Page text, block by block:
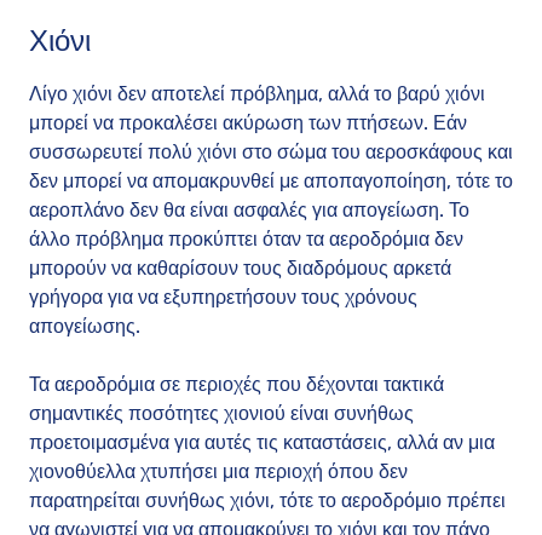
Χιόνι
Λίγο χιόνι δεν αποτελεί πρόβλημα, αλλά το βαρύ χιόνι
μπορεί να προκαλέσει ακύρωση των πτήσεων. Εάν
συσσωρευτεί πολύ χιόνι στο σώμα του αεροσκάφους και
δεν μπορεί να απομακρυνθεί με αποπαγοποίηση, τότε το
αεροπλάνο δεν θα είναι ασφαλές για απογείωση. Το
άλλο πρόβλημα προκύπτει όταν τα αεροδρόμια δεν
μπορούν να καθαρίσουν τους διαδρόμους αρκετά
γρήγορα για να εξυπηρετήσουν τους χρόνους
απογείωσης.
Τα αεροδρόμια σε περιοχές που δέχονται τακτικά
σημαντικές ποσότητες χιονιού είναι συνήθως
προετοιμασμένα για αυτές τις καταστάσεις, αλλά αν μια
χιονοθύελλα χτυπήσει μια περιοχή όπου δεν
παρατηρείται συνήθως χιόνι, τότε το αεροδρόμιο πρέπει
να αγωνιστεί για να απομακρύνει το χιόνι και τον πάγο